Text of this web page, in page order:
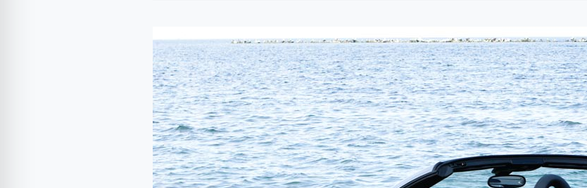
drive
Mercedes-
Benz
SLK
–
Top
down